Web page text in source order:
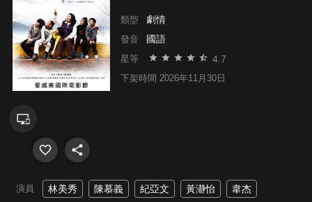
類型 劇情
發音 國語
星等 4.7
下架時間 2026年11月30日
演員 林美秀 陳慕義 紀亞文 黃瀞怡 韋杰